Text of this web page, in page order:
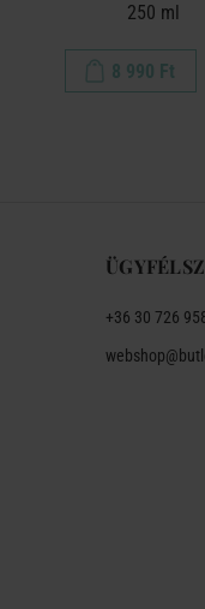
250 ml
8 990 Ft
+36 30 726